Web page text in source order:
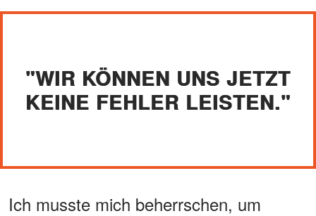
"WIR KÖNNEN UNS JETZT
KEINE FEHLER LEISTEN."
Ich musste mich beherrschen, um